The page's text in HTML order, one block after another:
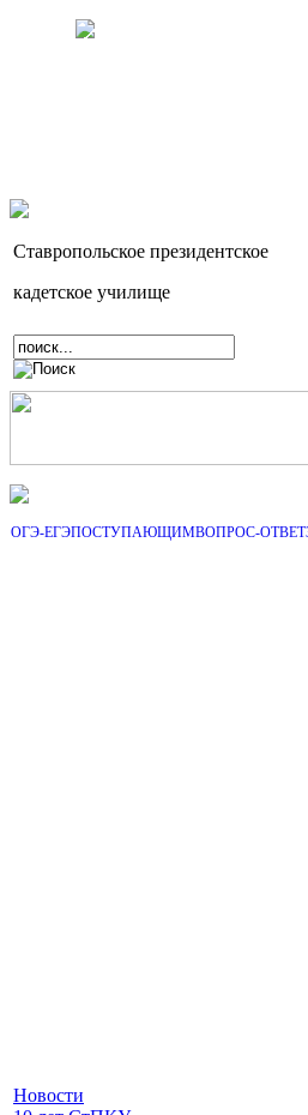
Ставропольское президентское
кадетское училище
ОГЭ-ЕГЭПОСТУПАЮЩИМВОПРОС-ОТВЕТ
Новости